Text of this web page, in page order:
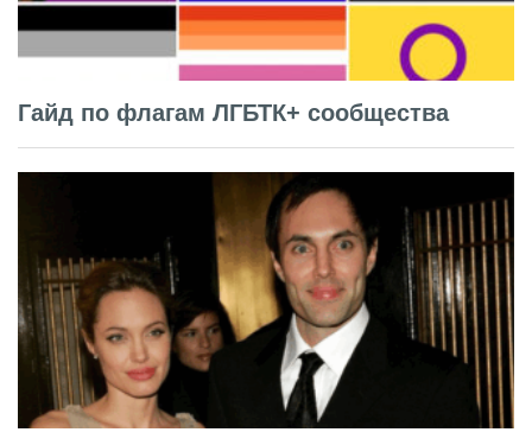
Гайд по флагам ЛГБТК+ сообщества